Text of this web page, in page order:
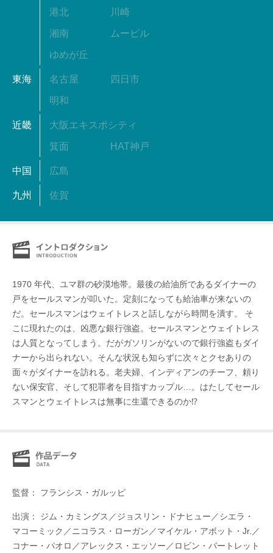
港北 川崎
湘南 ムービル
ゆめが丘
東海 名古屋 四日市
明和
近畿 大阪エキスポシティ
箕面 HAT神戸
中国 広島
九州 佐賀
1970 年代、ユマ群の砂漠地帯。最後の給油所であるダイナーの
戸をセールスマンが叩いた。定刻になっても給油車が来ないの
だ。セールスマンはウェイトレスと話しながら時間を潰す。 そ
こに現れたのは、凶悪な銀行強盗。セールスマンとウェイトレス
は人質となってしまう。だがガソリンがないので銀行強盗もダイ
ナーから出られない。そんな状況も知らずに次々とクセありの
面々がダイナーを訪れる。老夫婦、インディアンのチーフ、頼り
ない保安官、そして犯罪者を目指すカップル…。はたしてセール
スマンとウェイトレスは無事に生還できるのか⁉
監督： フランシス・ガルッピ
出演： ジム・カミングス／ジョスリン・ドナヒュー／シエラ・
マコーミック／ニコラス・ローガン／マイケル・アボット・Jr.／
コナー・パオロ／アレックス・エッソー／ロビン・バートレット